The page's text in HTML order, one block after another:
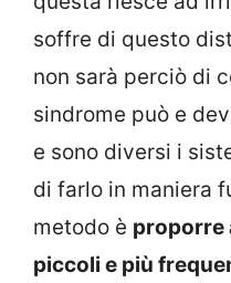
soffre di questo
non sarà perciò di
sindrome può e
e sono diversi i
di farlo in maniera
metodo è proporre
piccoli e più